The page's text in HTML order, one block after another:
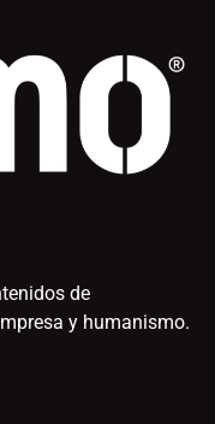
de
y humanismo.